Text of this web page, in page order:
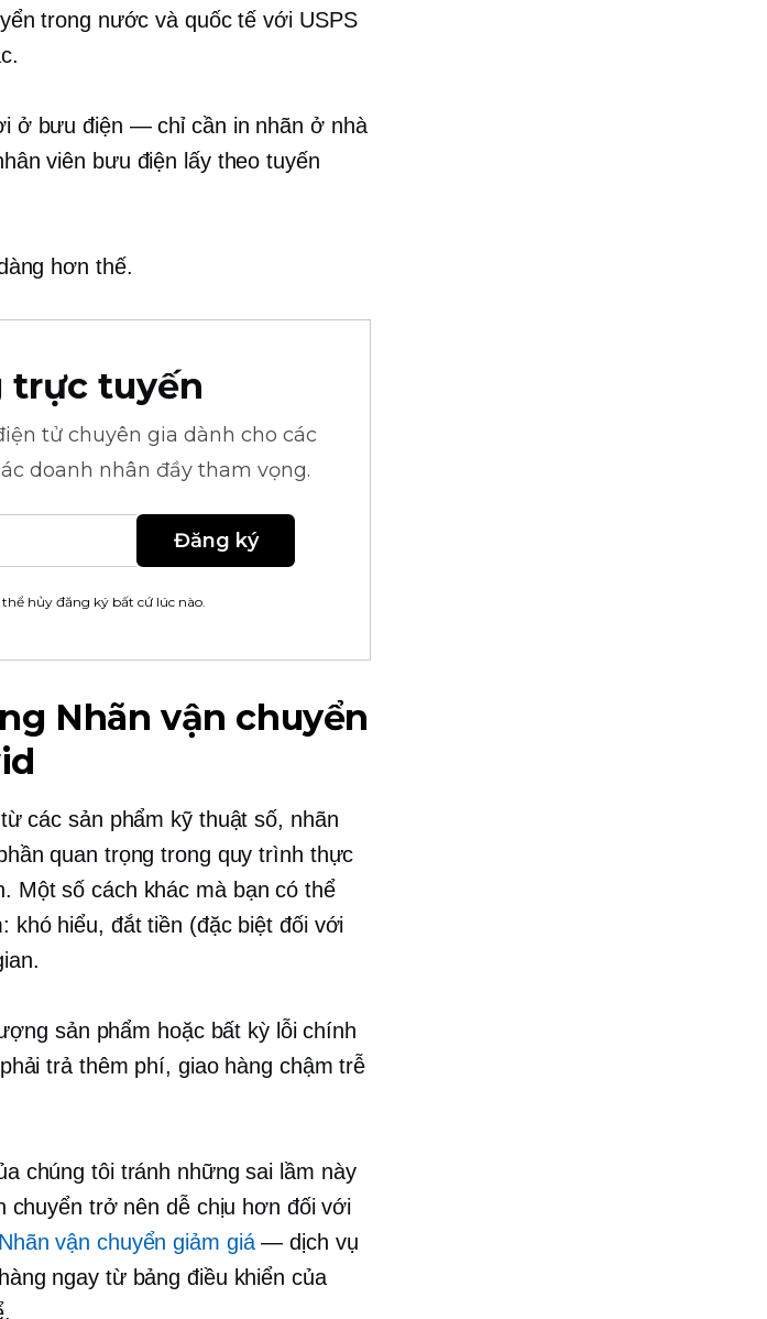
trong nước và quốc tế với USPS
ở bưu điện — chỉ cần in nhãn ở nhà
viên bưu điện lấy theo tuyến
hơn thế.
trực tuyến
tử chuyên gia dành cho các
doanh nhân đầy tham vọng.
Đăng ký
hủy đăng ký bất cứ lúc nào.
Nhãn vận chuyển
các sản phẩm kỹ thuật số, nhãn
quan trọng trong quy trình thực
Một số cách khác mà bạn có thể
khó hiểu, đắt tiền (đặc biệt đối với
sản phẩm hoặc bất kỳ lỗi chính
trả thêm phí, giao hàng chậm trễ
chúng tôi tránh những sai lầm này
chuyển trở nên dễ chịu hơn đối với
Nhãn vận chuyển giảm giá— dịch vụ
ngay từ bảng điều khiển của